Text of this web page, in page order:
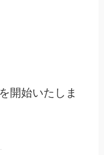
開始いたしま